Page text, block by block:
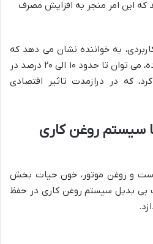
که این امر منجر به افزایش مصرف
به خواننده نشان می دهد که
چگونه با رعایت این نکات ساده، می توان تا حدود ۱۰ الی ۲۰ درصد در
که در درازمدت تاثیر اقتصادی
سیستم روغن کاری
و روغن موتور، خون حیات بخش
بدیل سیستم روغن کاری در حفظ